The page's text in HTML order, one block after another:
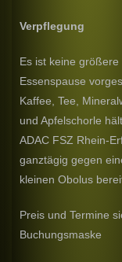
Verpflegung
Es ist keine größere
Essenspause
Kaffee, Tee,
und Apfelschorle
ADAC FSZ Rhein-
ganztägig gegen
kleinen Obolus
Preis und Termine
Buchungsmaske